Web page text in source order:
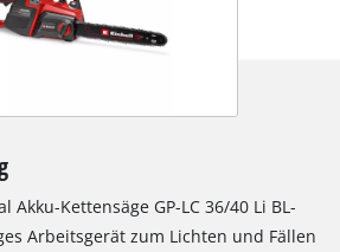
Akku-Kettensäge GP-LC 36/40 Li BL-
Arbeitsgerät zum Lichten und Fällen